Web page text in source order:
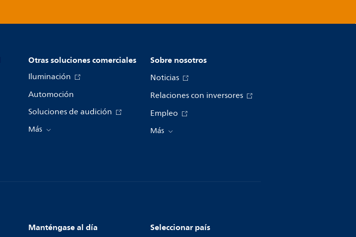
Otras soluciones comerciales
Iluminación
Automoción
Soluciones de audición
Más
Sobre nosotros
Noticias
Relaciones con inversores
Empleo
Más
Manténgase al día Seleccionar país